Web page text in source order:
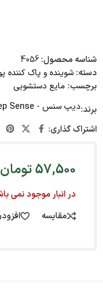
شناسه محصول:4056
دسته: شوینده و پاک کننده
برچسب: مایع دستشویی
برند:دیپ سنس - Deep Sense
اشتراک گذاری:
57,500تومان
در انبار موجود نمی
مقایسه